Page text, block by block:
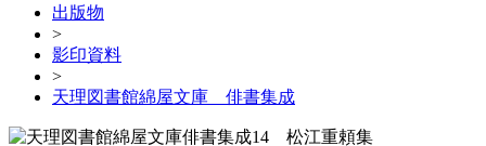
出版物
>
影印資料
>
天理図書館綿屋文庫 俳書集成